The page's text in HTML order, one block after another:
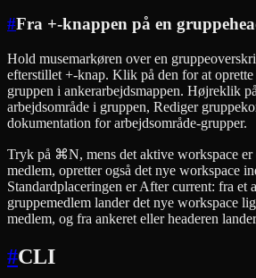
#Fra +-knappen på en
Hold musemarkøren over en
efterstillet +-knap. Klik på den for at
gruppen i ankerarbejdsmappen. Højreklik
arbejdsområde i gruppen, Rediger
dokumentation for arbejdsområde-grupper.
Tryk på ⌘N, mens det aktive workspace er
medlem, opretter også det nye workspace
Standardplaceringen er After current: fra et
gruppemedlem lander det nye workspace
medlem, og fra ankeret eller headeren
#CLI